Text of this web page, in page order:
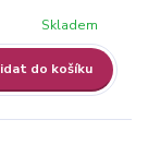
Skladem
do košíku